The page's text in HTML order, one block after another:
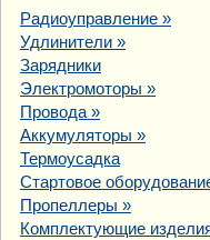
Радиоуправление »
Удлинители »
Зарядники
Электромоторы »
Провода»
Аккумуляторы »
Термоусадка
Стартовое
Пропеллеры »
Комплектующие